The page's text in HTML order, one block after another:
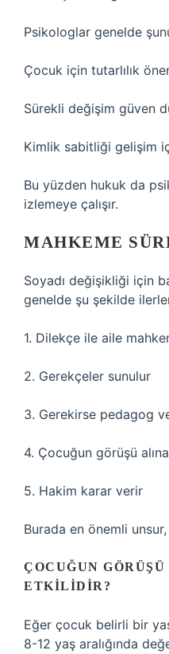
Psikologlar genelde
Çocuk için tutarlılık
Sürekli değişim güven
Kimlik sabitliği gelişim
Bu yüzden hukuk da
izlemeye çalışır.
MAHKEME
Soyadı değişikliği için
genelde şu şekilde
1. Dilekçe ile aile
2. Gerekçeler sunulur
3. Gerekirse pedagog
4. Çocuğun görüşü
5. Hakim karar verir
Burada en önemli unsur,
ÇOCUĞUN
ETKILIDIR?
Eğer çocuk belirli bir
8-12 yaş aralığında